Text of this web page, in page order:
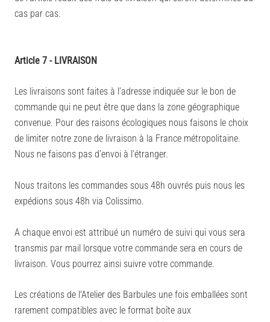
cas par cas.
Article 7 - LIVRAISON
Les livraisons sont faites à l’adresse indiquée sur le bon de
commande qui ne peut être que dans la zone géographique
convenue. Pour des raisons écologiques nous faisons le choix
de limiter notre zone de livraison à la France métropolitaine.
Nous ne faisons pas d’envoi à l’étranger.
Nous traitons les commandes sous 48h ouvrés puis nous les
expédions sous 48h via Colissimo.
A chaque envoi est attribué un numéro de suivi qui vous sera
transmis par mail lorsque votre commande sera en cours de
livraison. Vous pourrez ainsi suivre votre commande.
Les créations de l'Atelier des Barbules une fois emballées sont
rarement compatibles avec le format boîte aux